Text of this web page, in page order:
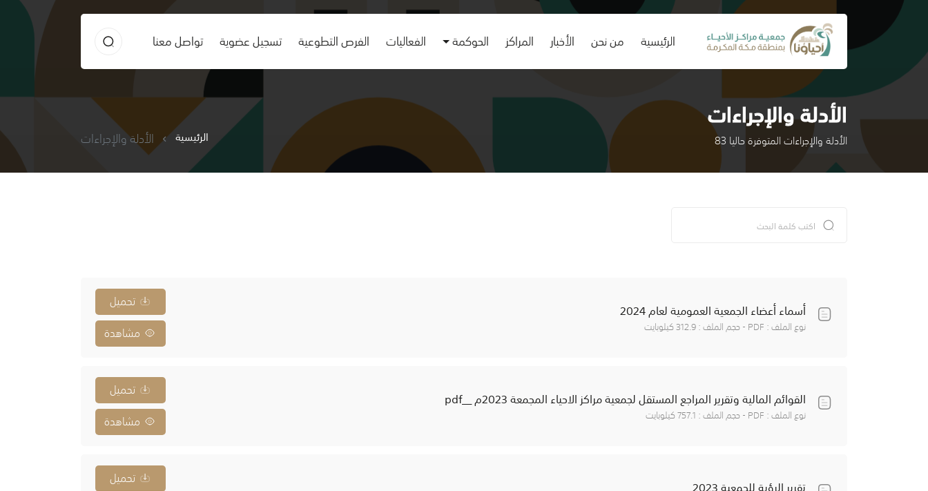
الرئيسية
(current) من نحن الأخبار المراكز الحوكمة الفعاليات الفرص التطوعية تسجيل عضوية تواصل معنا
الأدلة والإجراءات
الأدلة والإجراءات المتوفرة حاليا 83 الرئيسية الأدلة والإجراءات
أسماء أعضاء الجمعية العمومية لعام 2024
نوع الملف : PDF - حجم الملف : 312.9 كيلوبايت
تحميل
مشاهدة
القوائم المالية وتقرير المراجع المستقل لجمعية مراكز الاحياء المجمعة 2023م __pdf
نوع الملف : PDF - حجم الملف : 757.1 كيلوبايت
تحميل
مشاهدة
تقرير الرؤية للجمعية 2023
تحميل